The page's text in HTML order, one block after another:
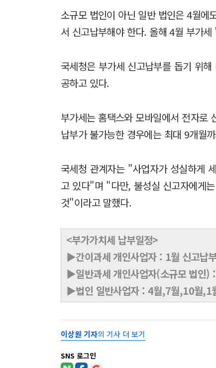
소규모 법인이 아닌 일반 법인은 4월에
서 신고납부해야 한다. 올해 4월 부가
국세청은 부가세 신고납부를 돕기 위
공하고 있다.
부가세는 홈택스와 모바일에서 전자로
납부가 불가능한 경우에는 최대 9개월
국세청 관계자는 "사업자가 성실하게
고 있다"며 "다만, 불성실 신고자에게
것"이라고 말했다.
<부가가치세 납부일정>
▶간이과세 개인사업자 : 1월 신고납
▶일반과세 개인사업자(소규모 법인
▶법인 일반사업자 : 4월,7월,10월,1
이상원 기자의 기사 더 보기
SNS 로그인